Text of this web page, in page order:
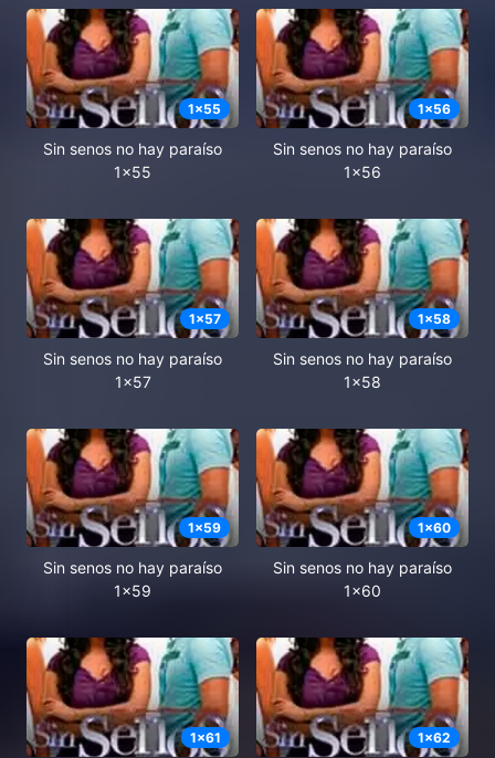
1x55
Sin senos no hay paraíso
1x55
1x56
Sin senos no hay paraíso
1x56
1x57
Sin senos no hay paraíso
1x57
1x58
Sin senos no hay paraíso
1x58
1x59
Sin senos no hay paraíso
1x59
1x60
Sin senos no hay paraíso
1x60
1x61 1x62